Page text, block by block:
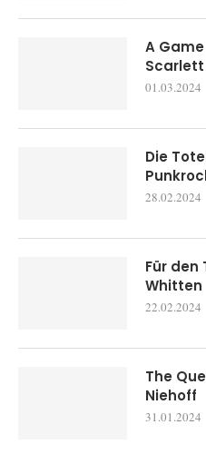
A
Scarlett
01.03.2024
Die
28.02.2024
Für den
Whitten
22.02.2024
The
Niehoff
31.01.2024